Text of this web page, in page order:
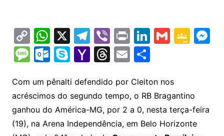
C
o
p
y
Li
n
k
W
h
at
s
A
p
p
X T
el
e
gr
a
m
Vi
b
er
Pr
in
t
Li
n
k
e
dI
n
G
l
G
e
Cl
a
M
M
s
s
a
O
lo
o
k.
S
y
p
e
Y
h
o
o
T
e
a
d
E
ai
l
S
ar
e
Com um pênalti defendido por Cleiton nos
acréscimos do segundo tempo, o RB Bragantino
ganhou do América-MG, por 2 a 0, nesta terça-feira
(19), na Arena Independência, em Belo Horizonte